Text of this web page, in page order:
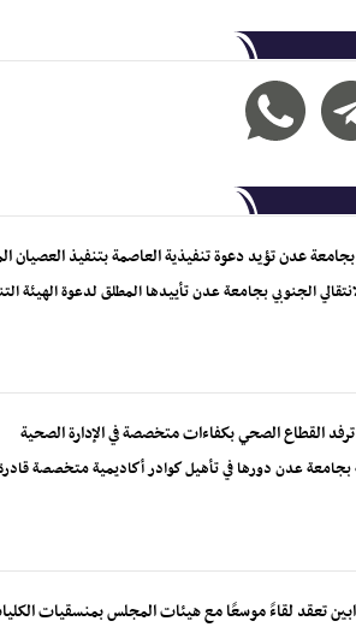
بجامعة عدن تؤيد دعوة تنفيذية العاصمة بتنفيذ العصيان
الجنوبي بجامعة عدن تأييدها المطلق لدعوة الهيئة
ترفد القطاع الصحي بكفاءات متخصصة في الإدارة الصحية
بجامعة عدن دورها في تأهيل كوادر أكاديمية متخصصة
ابين تعقد لقاءً موسعًا مع هيئات المجلس بمنسقيات